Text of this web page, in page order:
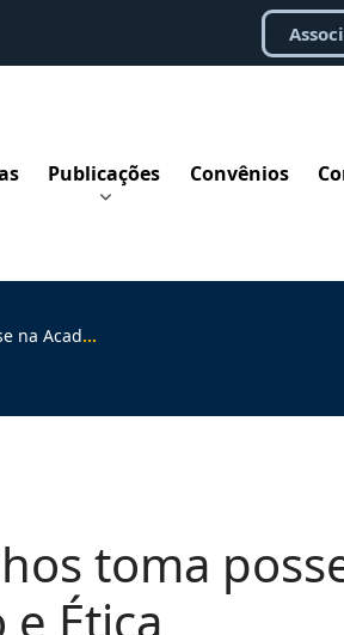
Publicações Convênios
Direito e Ética
toma
Ética